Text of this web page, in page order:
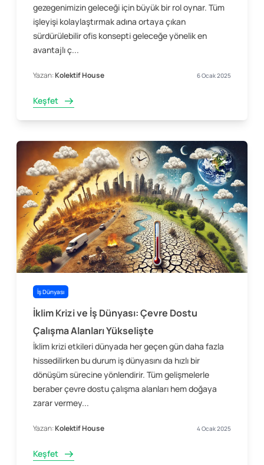
gezegenimizin geleceği için büyük bir rol oynar. Tüm
işleyişi kolaylaştırmak adına ortaya çıkan
sürdürülebilir ofis konsepti geleceğe yönelik en
avantajlı ç...
Yazan:Kolektif House 6 Ocak 2025
Keşfet
İş Dünyası
İklim Krizi ve İş Dünyası: Çevre Dostu
Çalışma Alanları Yükselişte
İklim krizi etkileri dünyada her geçen gün daha fazla
hissedilirken bu durum iş dünyasını da hızlı bir
dönüşüm sürecine yönlendirir. Tüm gelişmelerle
beraber çevre dostu çalışma alanları hem doğaya
zarar vermey...
Yazan:Kolektif House 4 Ocak 2025
Keşfet